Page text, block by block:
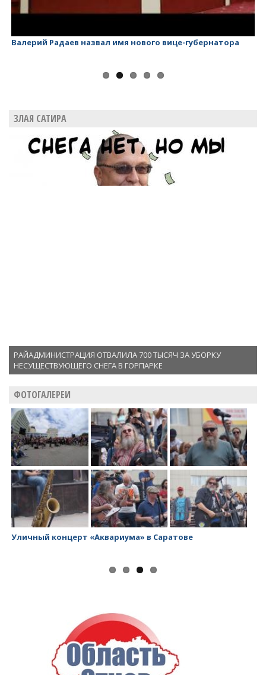
Валерий Радаев назвал имя нового вице-губернатора
ЗЛАЯ САТИРА
РАЙАДМИНИСТРАЦИЯ ОТВАЛИЛА 700 ТЫСЯЧ ЗА УБОРКУ
НЕСУЩЕСТВУЮЩЕГО СНЕГА В ГОРПАРКЕ
ФОТОГАЛЕРЕИ
Уличный концерт «Аквариума» в Саратове